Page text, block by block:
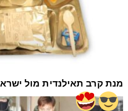
מנת קרב תאילנדית מול